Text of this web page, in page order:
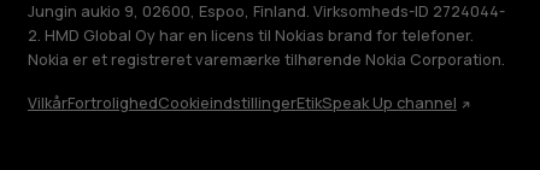
Jungin aukio 9, 02600, Espoo, Finland. Virksomheds-ID 2724044-
2. HMD Global Oy har en licens til Nokias brand for telefoner.
Nokia er et registreret varemærke tilhørende Nokia Corporation.
VilkårFortrolighedCookieindstillingerEtikSpeak Up channel